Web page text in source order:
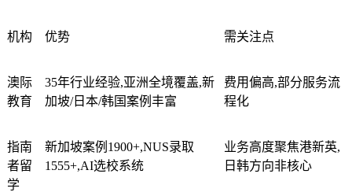
机构 优势 需关注点
澳际
教育
35年行业经验,亚洲全境覆盖,新
加坡/日本/韩国案例丰富
费用偏高,部分服务流
程化
指南
者留
学
新加坡案例1900+,NUS录取
1555+,AI选校系统
业务高度聚焦港新英,
日韩方向非核心